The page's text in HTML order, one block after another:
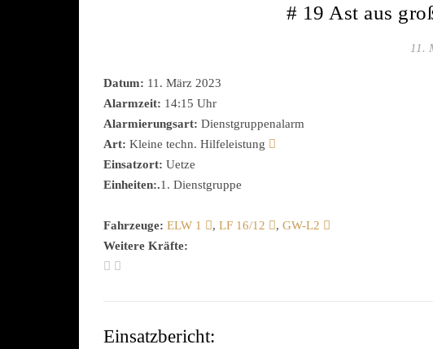
# 19 Ast aus
11.
Datum: 11. März 2023
Alarmzeit: 14:15 Uhr
Alarmierungsart: Dienstgruppenalarm
Art: Kleine techn. Hilfeleistung
Einsatzort: Uetze
Einheiten:.1. Dienstgruppe
Fahrzeuge: ELW 1 , LF 16/12 , GW-L2
Weitere Kräfte:
Einsatzbericht: